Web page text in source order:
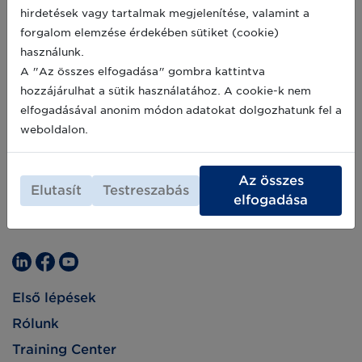
Első lépések
Rólunk
Training Center
hirdetések vagy tartalmak megjelenítése, valamint a
forgalom elemzése érdekében sütiket (cookie)
használunk.
A "Az összes elfogadása" gombra kattintva
hozzájárulhat a sütik használatához. A cookie-k nem
elfogadásával anonim módon adatokat dolgozhatunk fel a
weboldalon.
Elutasít Testreszabás
Az összes
elfogadása